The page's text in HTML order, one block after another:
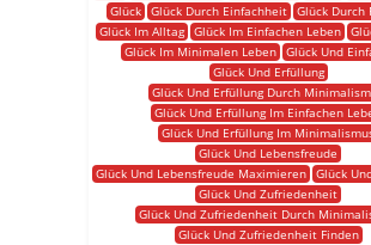
Glück Glück Durch Einfachheit Glück Durch
Glück Im Alltag
Glück Im Einfachen Leben
Glück Im Minimalen Leben Glück Und
Glück Und Erfüllung
Glück Und Erfüllung Durch
Glück Und Erfüllung Im Einfachen
Glück Und Erfüllung Im
Glück Und Lebensfreude
Glück Und Lebensfreude Maximieren
Glück
Glück Und Zufriedenheit
Glück Und Zufriedenheit Durch
Glück Und Zufriedenheit Finden